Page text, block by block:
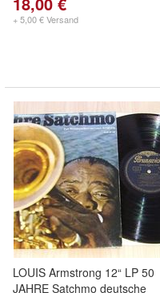
+ 5,00 € Versand
LOUIS Armstrong 12“ LP 50
JAHRE Satchmo deutsche